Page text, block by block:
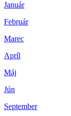
Január
Február
Marec
Apríl
Máj
Jún
September